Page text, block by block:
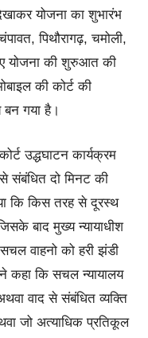
योजना का शुभारंभ
पिथौरागढ़, चमोली,
योजना की शुरुआत की
की कोर्ट की
गया है।
उद्धघाटन कार्यक्रम
संबंधित दो मिनट की
कि किस तरह से दूरस्थ
बाद मुख्य न्यायाधीश
वाहनो को हरी झंडी
कहा कि सचल न्यायालय
वाद से संबंधित व्यक्ति
जो अत्याधिक प्रतिकूल